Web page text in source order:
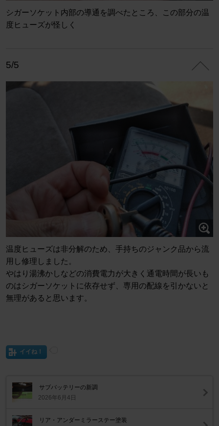
シガーソケット内部の導通を調べたところ、この部分の温
度ヒューズが怪しく
5/5
温度ヒューズは非分解のため、手持ちのジャンク品から流
用し修理しました。
やはり湯沸かしなどの消費電力が大きく通電時間が長いも
のはシガーソケットに依存せず、専用の配線を引かないと
無理があると思います。
イイね！
サブバッテリーの新調
2026年6月4日
リア・アンダーミラーステー塗装